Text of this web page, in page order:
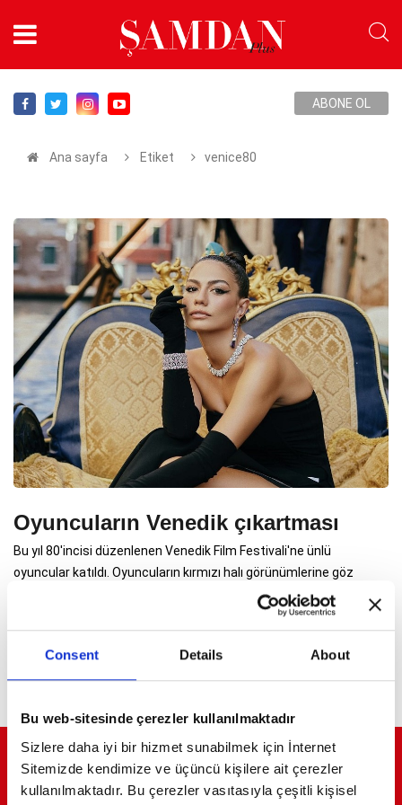
Consent Details About
Bu web-sitesinde çerezler kullanılmaktadır
Sizlere daha iyi bir hizmet sunabilmek için İnternet
Sitemizde kendimize ve üçüncü kişilere ait çerezler
kullanılmaktadır. Bu çerezler vasıtasıyla çeşitli kişisel
ABONE OL
Ana sayfa Etiket venice80
Oyuncuların Venedik çıkartması
Bu yıl 80'incisi düzenlenen Venedik Film Festivali'ne ünlü
oyuncular katıldı. Oyuncuların kırmızı halı görünümlerine göz
ELİT YAŞAMLARIN ELİT DERGİSİ
Şamdan Plus dergisi; iş, cemiyet ve moda dünyasının ünlü isimlerinin diğer